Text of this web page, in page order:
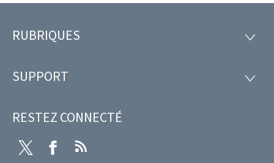
Pied
page
RUBRIQUES
SUPPORT
RESTEZ CONNECTÉ
Twitter Facebook